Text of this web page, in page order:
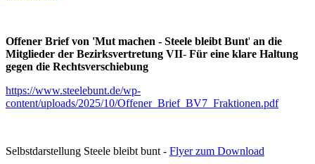
Offener Brief von 'Mut machen - Steele bleibt Bunt' an die
Mitglieder der Bezirksvertretung VII- Für eine klare Haltung
gegen die Rechtsverschiebung
https://www.steelebunt.de/wp-
content/uploads/2025/10/Offener_Brief_BV7_Fraktionen.pdf
Selbstdarstellung Steele bleibt bunt - Flyer zum Download